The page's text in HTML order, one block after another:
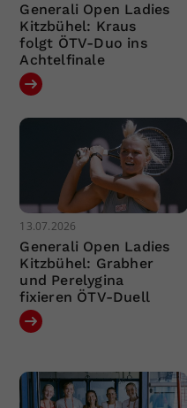
Generali Open Ladies
Kitzbühel: Kraus
folgt ÖTV-Duo ins
Achtelfinale
13.07.2026
Generali Open Ladies
Kitzbühel: Grabher
und Perelygina
fixieren ÖTV-Duell